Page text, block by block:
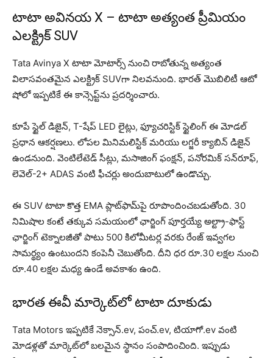
టాటా అవినయ X – టాటా అత్యంత ప్రీమియం
ఎలక్ట్రిక్ SUV
Tata Avinya X టాటా మోటార్స్ నుంచి రాబోతున్న అత్యంత
విలాసవంతమైన ఎలక్ట్రిక్ SUVగా నిలవనుంది. భారత్ మొబిలిటీ ఆటో
షోలో ఇప్పటికే ఈ కాన్సెప్ట్‌ను ప్రదర్శించారు.
కూపే స్టైల్ డిజైన్, T-షేప్ LED లైట్లు, ఫ్యూచరిస్టిక్ స్టైలింగ్ ఈ మోడల్
ప్రధాన ఆకర్షణలు. లోపల మినిమలిస్టిక్ మరియు లగ్జరీ క్యాబిన్ డిజైన్
ఉండనుంది. వెంటిలేటెడ్ సీట్లు, మసాజింగ్ ఫంక్షన్, పనోరమిక్ సన్‌రూఫ్,
లెవెల్-2+ ADAS వంటి ఫీచర్లు అందుబాటులో ఉండొచ్చు.
ఈ SUV టాటా కొత్త EMA ప్లాట్‌ఫామ్‌పై రూపొందించబడుతోంది. 30
నిమిషాల కంటే తక్కువ సమయంలో ఛార్జింగ్ పూర్తయ్యే అల్ట్రా-ఫాస్ట్
ఛార్జింగ్ టెక్నాలజీతో పాటు 500 కిలోమీటర్ల వరకు రేంజ్ ఇవ్వగల
సామర్థ్యం ఉంటుందని కంపెనీ చెబుతోంది. దీని ధర రూ.30 లక్షల నుంచి
రూ.40 లక్షల మధ్య ఉండే అవకాశం ఉంది.
భారత ఈవీ మార్కెట్‌లో టాటా దూకుడు
Tata Motors ఇప్పటికే నెక్సాన్.ev, పంచ్.ev, టియాగో.ev వంటి
మోడళ్లతో మార్కెట్‌లో బలమైన స్థానం సంపాదించింది. ఇప్పుడు